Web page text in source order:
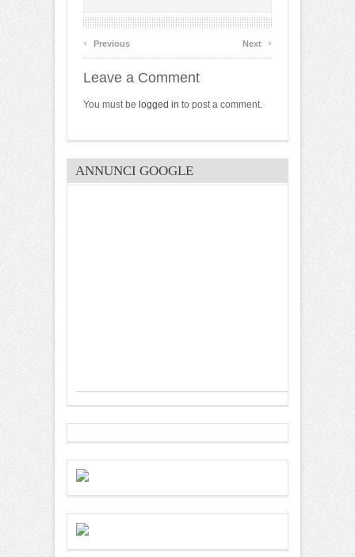
‹ Previous Next ›
Leave a Comment
You must be logged in to post a comment.
ANNUNCI GOOGLE